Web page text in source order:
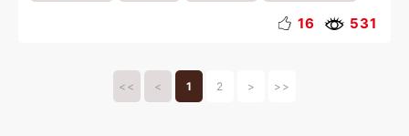
料理16 531
<< < 1 2 > >>